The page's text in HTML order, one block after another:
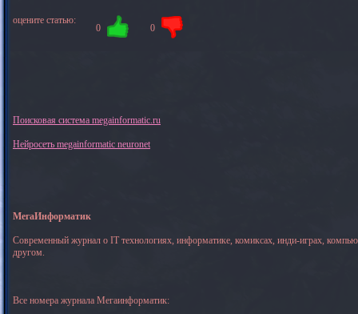
оцените статью:
0 0
Поисковая система megainformatic.ru
Нейросеть megainformatic neuronet
МегаИнформатик
Современный журнал о IT технологиях, информатике, комиксах, инди-играх,
другом.
Все номера журнала Мегаинформатик: